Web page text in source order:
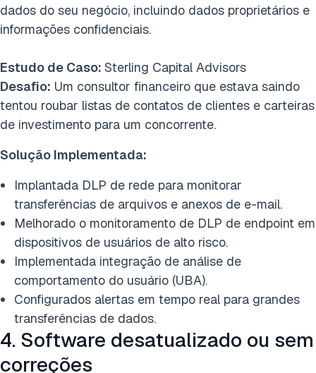
dados do seu negócio, incluindo dados proprietários e
informações confidenciais.
Estudo de Caso: Sterling Capital Advisors
Desafio: Um consultor financeiro que estava saindo
tentou roubar listas de contatos de clientes e carteiras
de investimento para um concorrente.
Solução Implementada:
Implantada DLP de rede para monitorar
transferências de arquivos e anexos de e-mail.
Melhorado o monitoramento de DLP de endpoint em
dispositivos de usuários de alto risco.
Implementada integração de análise de
comportamento do usuário (UBA).
Configurados alertas em tempo real para grandes
transferências de dados.
4. Software desatualizado ou sem
correções